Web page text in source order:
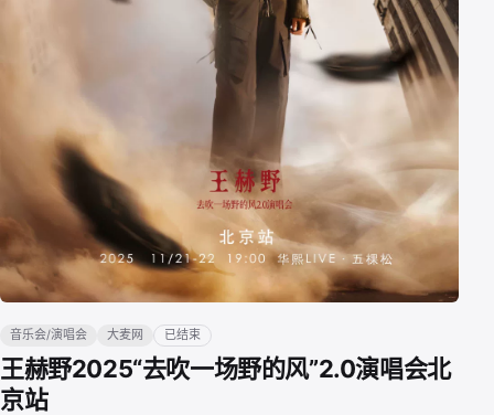
音乐会/演唱会 大麦网 已结束
王赫野2025“去吹一场野的风”2.0演唱会北
京站